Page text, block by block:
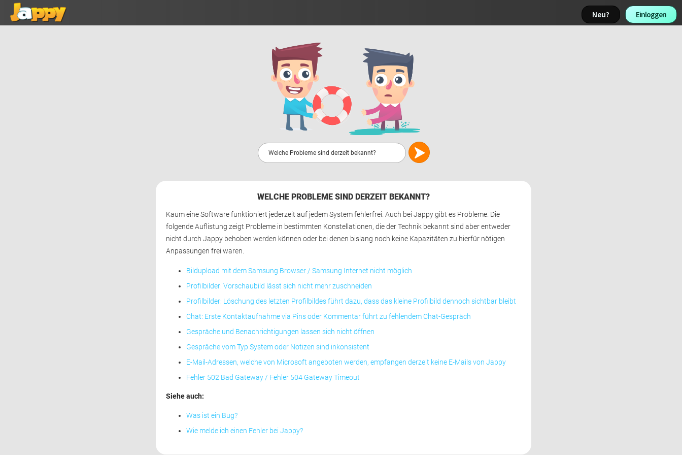
Neu? Einloggen
WELCHE PROBLEME SIND DERZEIT BEKANNT?
Kaum eine Software funktioniert jederzeit auf jedem System fehlerfrei. Auch bei Jappy gibt es Probleme. Die
folgende Auflistung zeigt Probleme in bestimmten Konstellationen, die der Technik bekannt sind aber entweder
nicht durch Jappy behoben werden können oder bei denen bislang noch keine Kapazitäten zu hierfür nötigen
Anpassungen frei waren.
Bildupload mit dem Samsung Browser / Samsung Internet nicht möglich
Profilbilder: Vorschaubild lässt sich nicht mehr zuschneiden
Profilbilder: Löschung des letzten Profilbildes führt dazu, dass das kleine Profilbild dennoch sichtbar bleibt
Chat: Erste Kontaktaufnahme via Pins oder Kommentar führt zu fehlendem Chat-Gespräch
Gespräche und Benachrichtigungen lassen sich nicht öffnen
Gespräche vom Typ System oder Notizen sind inkonsistent
E-Mail-Adressen, welche von Microsoft angeboten werden, empfangen derzeit keine E-Mails von Jappy
Fehler 502 Bad Gateway / Fehler 504 Gateway Timeout
Siehe auch:
Was ist ein Bug?
Wie melde ich einen Fehler bei Jappy?